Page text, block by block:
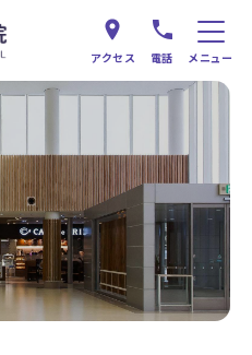
アクセス 電話 メニュー